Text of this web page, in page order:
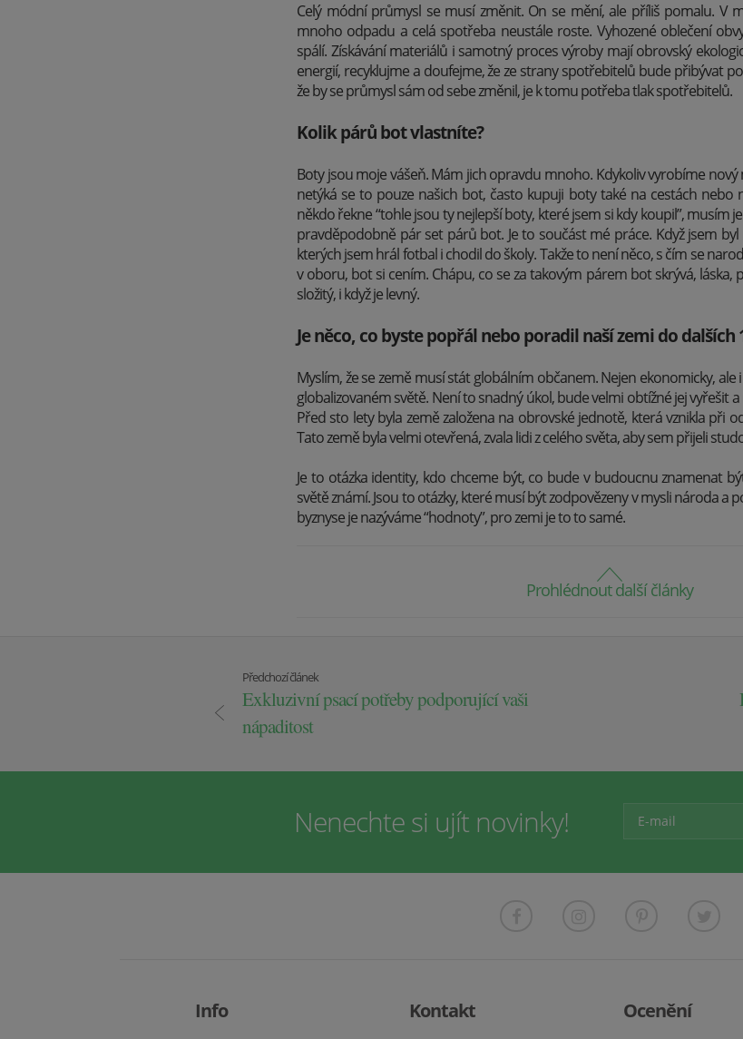
Celý módní průmysl se musí změnit. On se mění, ale příliš pomalu. V
mnoho odpadu a celá spotřeba neustále roste. Vyhozené oblečení
spálí. Získávání materiálů i samotný proces výroby mají obrovský
energií, recyklujme a doufejme, že ze strany spotřebitelů bude přibývat
že by se průmysl sám od sebe změnil, je k tomu potřeba tlak spotřebitelů.
Kolik párů bot vlastníte?
Boty jsou moje vášeň. Mám jich opravdu mnoho. Kdykoliv vyrobíme nový
netýká se to pouze našich bot, často kupuji boty také na cestách nebo
někdo řekne “tohle jsou ty nejlepší boty, které jsem si kdy koupil”, musím
pravděpodobně pár set párů bot. Je to součást mé práce. Když jsem
kterých jsem hrál fotbal i chodil do školy. Takže to není něco, s čím se
v oboru, bot si cením. Chápu, co se za takovým párem bot skrývá, láska,
složitý, i když je levný.
Je něco, co byste popřál nebo poradil naší zemi do dalších
Myslím, že se země musí stát globálním občanem. Nejen ekonomicky, ale
globalizovaném světě. Není to snadný úkol, bude velmi obtížné jej vyřešit
Před sto lety byla země založena na obrovské jednotě, která vznikla při
Tato země byla velmi otevřená, zvala lidi z celého světa, aby sem přijeli
Je to otázka identity, kdo chceme být, co bude v budoucnu znamenat
světě známí. Jsou to otázky, které musí být zodpovězeny v mysli národa a
byznyse je nazýváme “hodnoty”, pro zemi je to to samé.
Prohlédnout další články
Předchozí článek
Exkluzivní psací potřeby podporující vaši
nápaditost
Nenechte si ujít novinky!
Info Kontakt Ocenění